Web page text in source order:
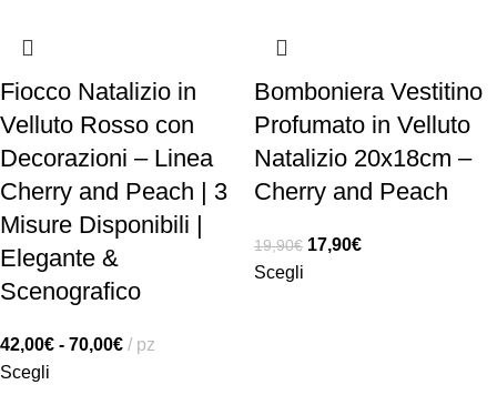
Fiocco Natalizio in
Velluto Rosso con
Decorazioni – Linea
Cherry and Peach | 3
Misure Disponibili |
Elegante &
Scenografico
42,00€ - 70,00€
pz
Scegli
Bomboniera Vestitino
Profumato in Velluto
Natalizio 20x18cm –
Cherry and Peach
19,90€ 17,90€
Scegli